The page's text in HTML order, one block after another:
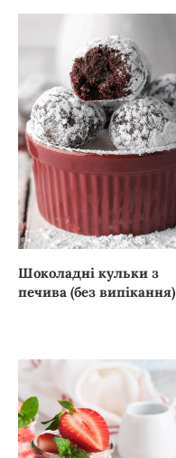
Шоколадні кульки з
печива (без випікання)